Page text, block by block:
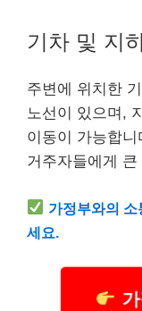
기차 및 지
주변에 위치한
노선이 있으며,
이동이 가능합
거주자들에게
가정부와의
세요.
가